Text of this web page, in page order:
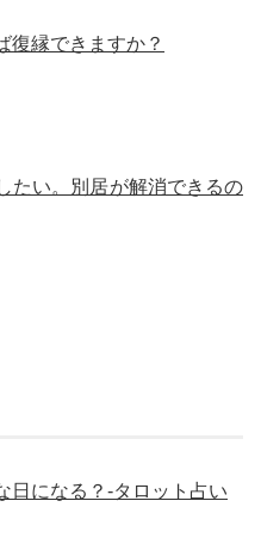
復縁できますか？
たい。別居が解消できるの
日になる？-タロット占い